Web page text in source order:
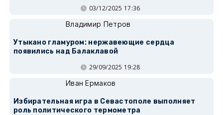
03/12/2025 17:36
Владимир Петров
Утыкано гламуром: нержавеющие сердца
появились над Балаклавой
29/09/2025 19:28
Иван Ермаков
Избирательная игра в Севастополе выполняет
роль политического термометра